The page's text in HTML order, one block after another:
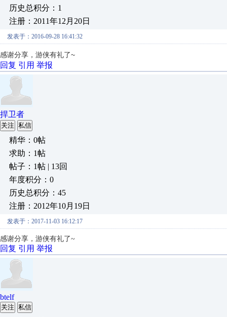
历史总积分：1
注册：2011年12月20日
发表于：2016-09-28 16:41:32
感谢分享，游侠有礼了~
回复 引用 举报
捍卫者
关注 私信
精华：0帖
求助：1帖
帖子：1帖 | 13回
年度积分：0
历史总积分：45
注册：2012年10月19日
发表于：2017-11-03 16:12:17
感谢分享，游侠有礼了~
回复 引用 举报
btelf
关注 私信